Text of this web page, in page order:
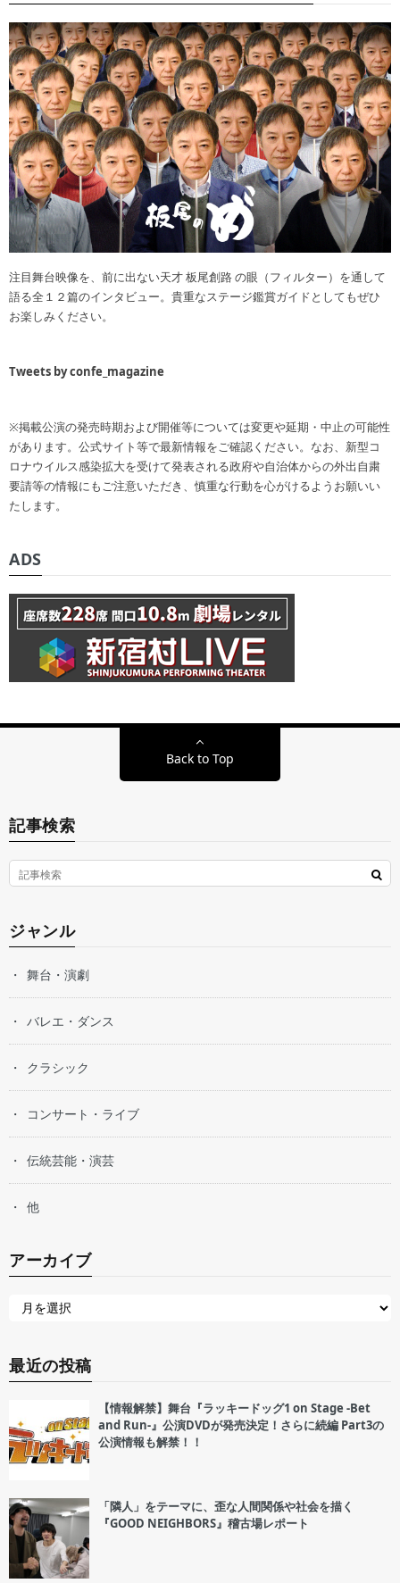
注目舞台映像を、前に出ない天才 板尾創路 の眼（フィルター）を通して
語る全１２篇のインタビュー。貴重なステージ鑑賞ガイドとしてもぜひ
お楽しみください。
Tweets by confe_magazine
※掲載公演の発売時期および開催等については変更や延期・中止の可能性
があります。公式サイト等で最新情報をご確認ください。なお、新型コ
ロナウイルス感染拡大を受けて発表される政府や自治体からの外出自粛
要請等の情報にもご注意いただき、慎重な行動を心がけるようお願いい
たします。
ADS
Back to Top
記事検索
ジャンル
舞台・演劇
バレエ・ダンス
クラシック
コンサート・ライブ
伝統芸能・演芸
他
アーカイブ
最近の投稿
【情報解禁】舞台『ラッキードッグ1 on Stage -Bet
and Run-』公演DVDが発売決定！さらに続編 Part3の
公演情報も解禁！！
「隣人」をテーマに、歪な人間関係や社会を描く
『GOOD NEIGHBORS』稽古場レポート